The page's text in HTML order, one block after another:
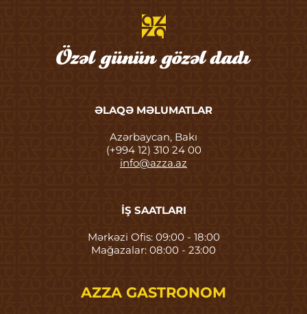
ƏLAQƏ MƏLUMATLAR
Azərbaycan, Bakı
(+994 12) 310 24 00
info@azza.az
İŞ SAATLARI
Mərkəzi Ofis: 09:00 - 18:00
Mağazalar: 08:00 - 23:00
AZZA GASTRONOM